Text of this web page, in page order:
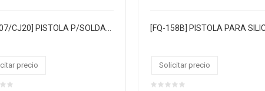
[ZD-507/CJ20] PISTOLA P/SOLDAR "TAKEMA" 100W CABLE VULCANIZADO 220VAC ROJO. MEDIDA 19.5X16CM. BLISTER CJX20
precio Solicitar precio